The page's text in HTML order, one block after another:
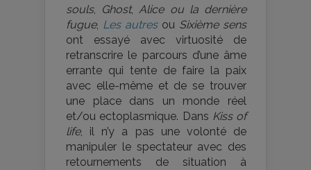
souls, Ghost,Alice ou la dernière
fugue, Les autresou Sixième sens
ont essayé avec virtuosité de
retranscrire le parcours d’une âme
errante qui tente de faire la paix
avec elle-même et de se trouver
une place dans un monde réel
et/ou ectoplasmique. Dans Kiss of
life, il n’y a pas une volonté de
manipuler le spectateur avec des
retournements de situation à